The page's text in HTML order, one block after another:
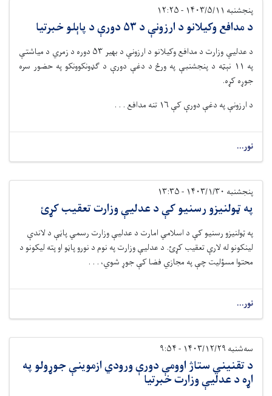
پنجشنبه ۱۴۰۳/۵/۱۱ - ۱۲:۲۵
د مدافع وکیلانو د ارزونې د ۵۳ دورې د پاېلو خبرتیا
د عدلیې وزارت د مدافع وکیلانو د ارزونې د بهیر ۵۳ دوره د زمري د میاشتې
په
۱ ۱ نېټه د پنجشنبې په ورځ د دغې دورې د ګډونکوونکو په حضور سره
جوړه کړه.
د ارزونې په دغې دورې کې ۱۶ تنه مدافع . . .
نور...
پنجشنبه ۱۴۰۳/۱/۳۰ - ۱۳:۳۵
په ټولنیزو رسنیو کې د عدلیې وزارت تعقیب کړئ
په ټولنیزو رسنیو کې د اسلامي امارت د عدلیې وزارت رسمي پاڼې د لاندې
لینکونو له لارې تعقیب کړئ. د عدلیې وزارت په نوم د نورو پاڼو او پته لیکونو د
محتوا مسؤلیت چې په مجازي فضا کې جوړ شوي، . . .
نور...
سه‌شنبه ۱۴۰۳/۱۲/۲۹ - ۹:۵۴
د تقنیني ستاژ اوومې دورې ورودي ازموینې جوړولو په
اړه د عدلیې وزارت خبرتیا